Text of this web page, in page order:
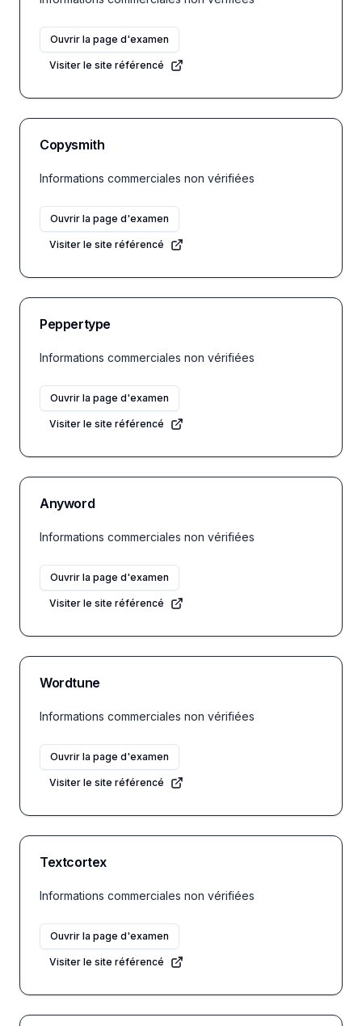
Ouvrir la page d'examen
Visiter le site référencé
Copysmith
Informations commerciales non vérifiées
Ouvrir la page d'examen
Visiter le site référencé
Peppertype
Informations commerciales non vérifiées
Ouvrir la page d'examen
Visiter le site référencé
Anyword
Informations commerciales non vérifiées
Ouvrir la page d'examen
Visiter le site référencé
Wordtune
Informations commerciales non vérifiées
Ouvrir la page d'examen
Visiter le site référencé
Textcortex
Informations commerciales non vérifiées
Ouvrir la page d'examen
Visiter le site référencé